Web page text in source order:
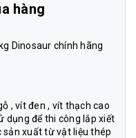
hàng
Dinosaur chính hãng
, vít đen , vít thạch cao
dụng để thi công lắp xiết
sản xuất từ vật liệu thép